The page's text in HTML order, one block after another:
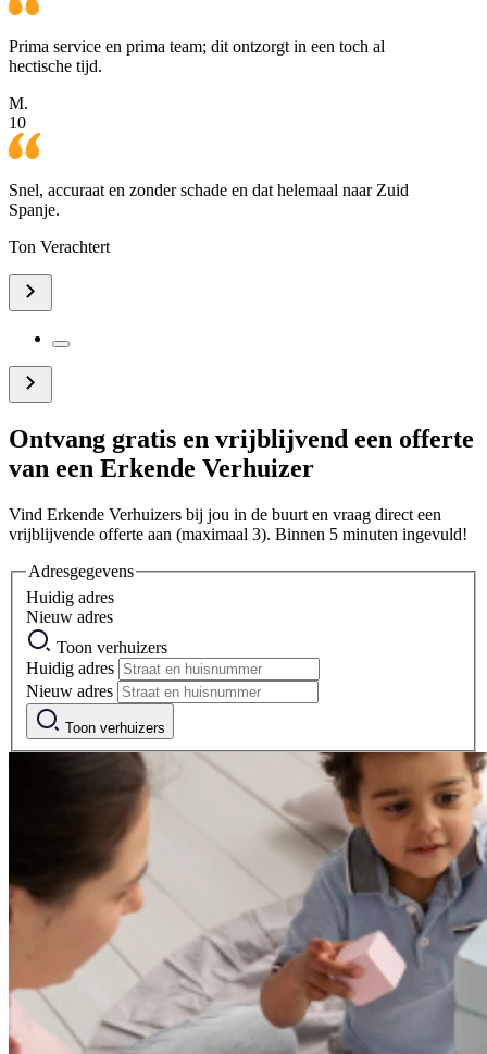
Prima service en prima team; dit ontzorgt in een toch al
hectische tijd.
M.
10
Snel, accuraat en zonder schade en dat helemaal naar Zuid
Spanje.
Ton Verachtert
Ontvang gratis en vrijblijvend een offerte
van een Erkende Verhuizer
Vind Erkende Verhuizers bij jou in de buurt en vraag direct een
vrijblijvende offerte aan (maximaal 3). Binnen 5 minuten ingevuld!
Adresgegevens
Huidig adres
Nieuw adres
Toon verhuizers
Huidig adres
Nieuw adres
Toon verhuizers